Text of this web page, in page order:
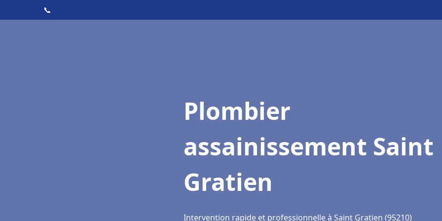
📞
Plombier
assainissement Saint
Gratien
Intervention rapide et professionnelle à Saint Gratien (95210)